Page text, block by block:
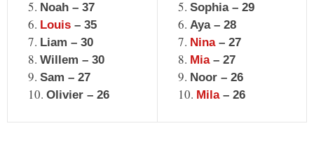
Noah – 37
Louis – 35
Liam – 30
Willem – 30
Sam – 27
Olivier – 26
Sophia – 29
Aya – 28
Nina– 27
Mia– 27
Noor – 26
Mila– 26